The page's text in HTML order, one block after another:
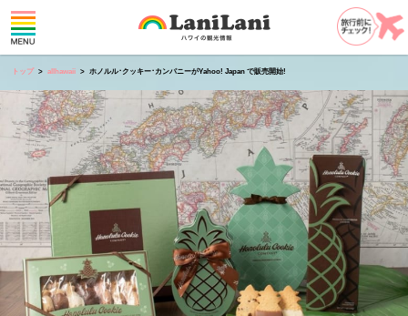
トップ allhawaii ホノルル･クッキー･カンパニーがYahoo! Japan で販売開始!